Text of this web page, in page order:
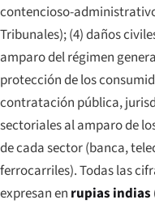
contencioso-
Tribunales); (4) daños
amparo del régimen
protección de los
contratación pública,
sectoriales al amparo de
de cada sector (banca,
ferrocarriles). Todas las
expresan en rupias indias